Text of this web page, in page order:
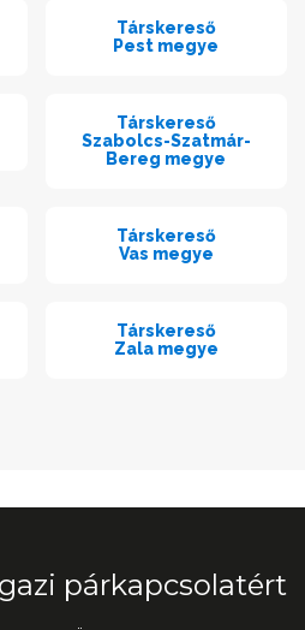
Társkereső
Pest megye
Társkereső
Szabolcs-Szatmár-
Bereg megye
Társkereső
Vas megye
Társkereső
Zala megye
párkapcsolatért